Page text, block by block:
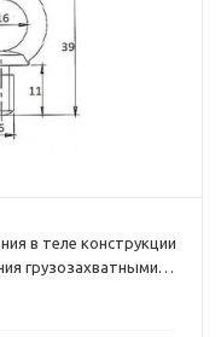
в теле конструкции
грузозахватными